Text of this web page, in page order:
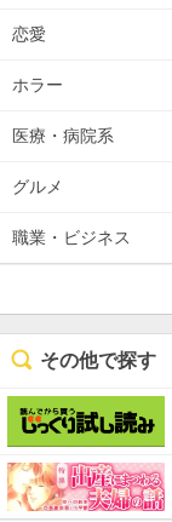
恋愛
ホラー
医療・病院系
グルメ
職業・ビジネス
その他で探す